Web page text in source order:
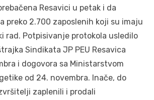
Resavici u petak i da
preko 2.700 zaposlenih koji su imaju
rad. Potpisivanje protokola usledilo
Sindikata JP PEU Resavica
i dogovora sa Ministarstvom
od 24. novembra. Inače, do
zaplenili i prodali